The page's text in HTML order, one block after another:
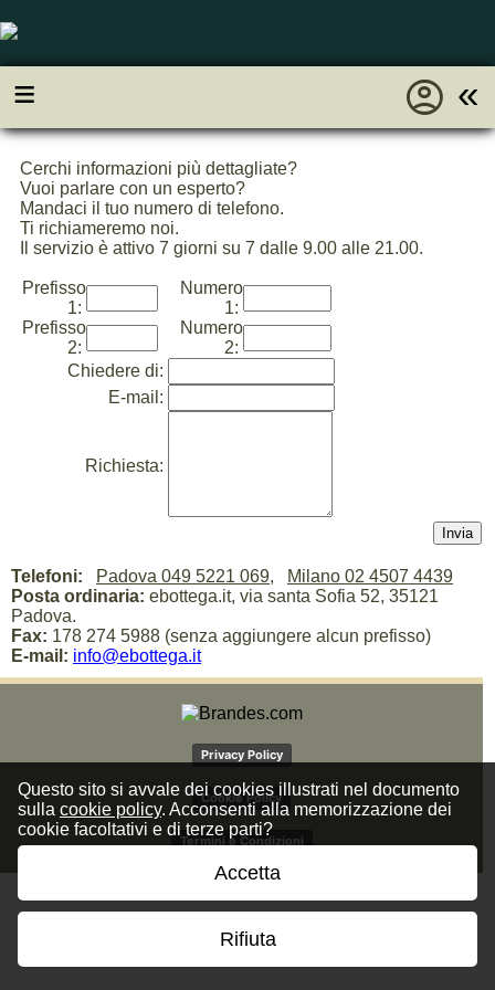
Questo sito si avvale dei cookies illustrati nel documento
sulla cookie policy. Acconsenti alla memorizzazione dei
cookie facoltativi e di terze parti?
Accetta
Rifiuta
≡ «
account_circle
Cerchi informazioni più dettagliate?
Vuoi parlare con un esperto?
Mandaci il tuo numero di telefono.
Ti richiameremo noi.
Il servizio è attivo 7 giorni su 7 dalle 9.00 alle 21.00.
Prefisso
1:
Numero
1:
Prefisso
2:
Numero
2:
Chiedere di:
E-mail:
Richiesta:
Telefoni: Padova 049 5221 069,
Milano 02 4507 4439
Posta ordinaria: ebottega.it, via santa Sofia 52, 35121
Padova.
Fax: 178 274 5988 (senza aggiungere alcun prefisso)
E-mail: info@ebottega.it
Privacy Policy
Cookie Policy
Termini e Condizioni